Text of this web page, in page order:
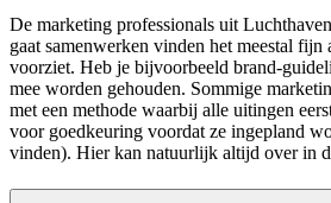
De marketing professionals uit
gaat samenwerken vinden het meestal
voorziet. Heb je bijvoorbeeld brand-
mee worden gehouden. Sommige
met een methode waarbij alle uitingen
voor goedkeuring voordat ze ingepland
vinden). Hier kan natuurlijk altijd over in